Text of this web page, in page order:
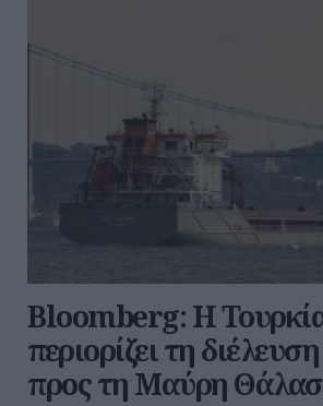
Bloomberg: Η
περιορίζει τη
προς τη Μαύρη